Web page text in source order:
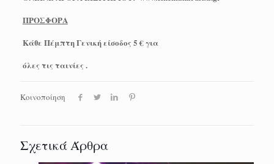
ΠΡΟΣΦΟΡΑ
Κάθε Πέμπτη Γενική είσοδος 5 € για
όλες τις ταινίες .
Κοινοποίηση
Σχετικά Άρθρα